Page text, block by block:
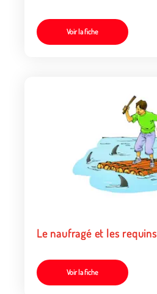
Voir la fiche
Le naufragé et les requins
Voir la fiche